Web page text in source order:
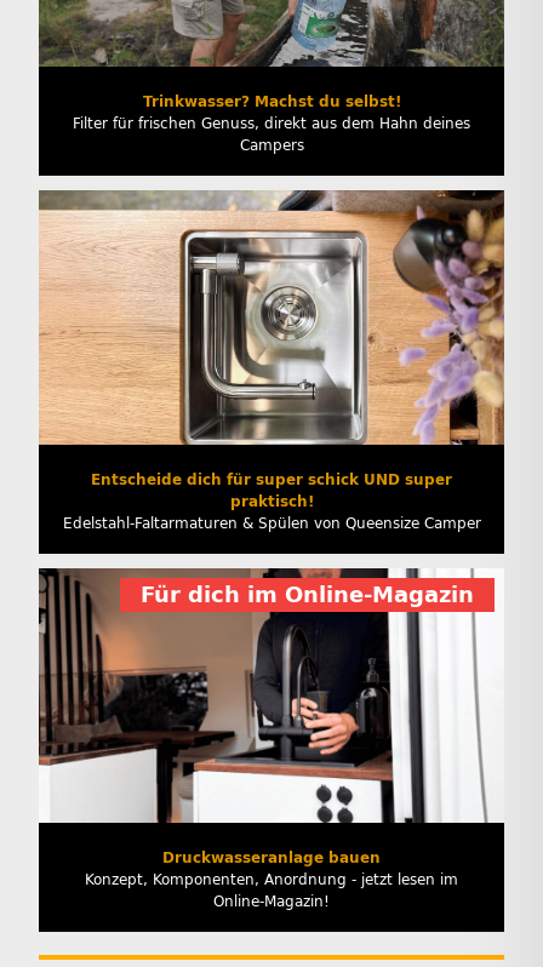
Trinkwasser? Machst du selbst!
Filter für frischen Genuss, direkt aus dem Hahn deines
Campers
Entscheide dich für super schick UND super
praktisch!
Edelstahl-Faltarmaturen & Spülen von Queensize Camper
Für dich im Online-Magazin
Druckwasseranlage bauen
Konzept, Komponenten, Anordnung - jetzt lesen im
Online-Magazin!